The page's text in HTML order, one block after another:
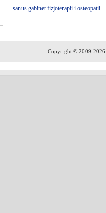
sanus gabinet fizjoterapii i osteopatii
Copyright © 2009-2026